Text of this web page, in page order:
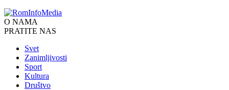
O NAMA
PRATITE NAS
Svet
Zanimljivosti
Sport
Kultura
Društvo